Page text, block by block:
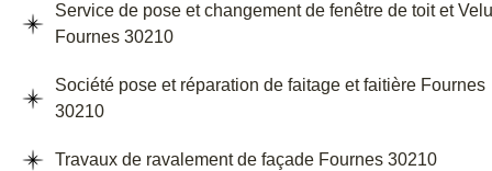
Service de pose et changement de fenêtre de toit et
Fournes 30210
Société pose et réparation de faitage et faitière Fournes
30210
Travaux de ravalement de façade Fournes 30210